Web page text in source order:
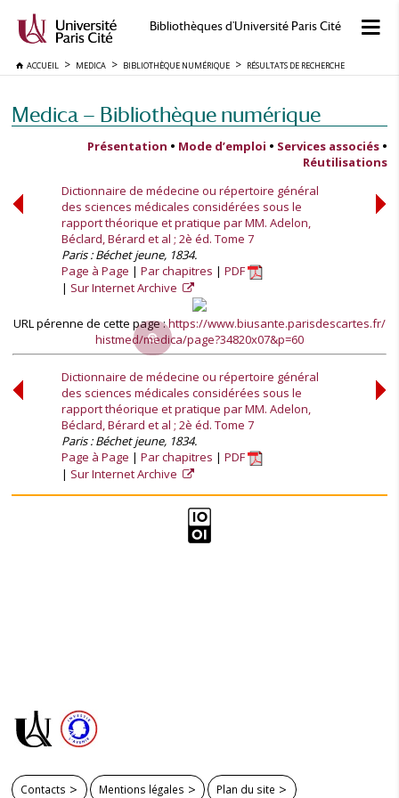
Bibliothèques d'Université Paris Cité
ACCUEIL MEDICA BIBLIOTHÈQUE NUMÉRIQUE RÉSULTATS DE RECHERCHE
Medica — Bibliothèque numérique
Présentation • Mode d’emploi • Services associés •
Réutilisations
Dictionnaire de médecine ou répertoire général
des sciences médicales considérées sous le
rapport théorique et pratique par MM. Adelon,
Béclard, Bérard et al ; 2è éd. Tome 7
Paris : Béchet jeune, 1834.
Page à Page
Par chapitres
PDF
Sur Internet Archive
URL pérenne de cette page :https://www.biusante.parisdescartes.fr/
histmed/medica/page?34820x07&p=60
Dictionnaire de médecine ou répertoire général
des sciences médicales considérées sous le
rapport théorique et pratique par MM. Adelon,
Béclard, Bérard et al ; 2è éd. Tome 7
Paris : Béchet jeune, 1834.
Page à Page
Par chapitres
PDF
Sur Internet Archive
Contacts Mentions légales Plan du site